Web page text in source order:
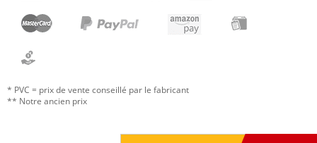
* PVC = prix de vente conseillé par le fabricant
** Notre ancien prix